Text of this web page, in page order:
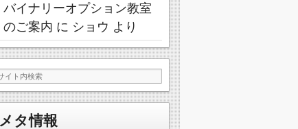
バイナリーオプション教室
のご案内 に ショウ より
メタ情報